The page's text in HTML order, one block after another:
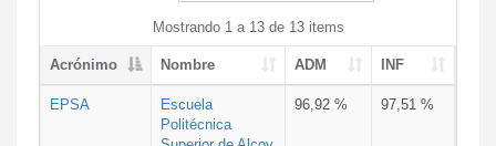
Mostrando 1 a 13 de 13 items
Acrónimo Nombre ADM INF
EPSA
Escuela
Politécnica
96,92 % 97,51 %